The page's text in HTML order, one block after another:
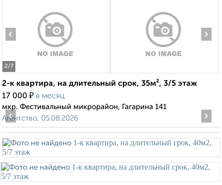
2/7
‹ ›
2-к квартира, на длительный срок, 35м², 3/5 этаж
17 000 ₽ в месяц
мкр. Фестивальный микрорайон, Гагарина 141
Агентство, 05.08.2026
‹ ›